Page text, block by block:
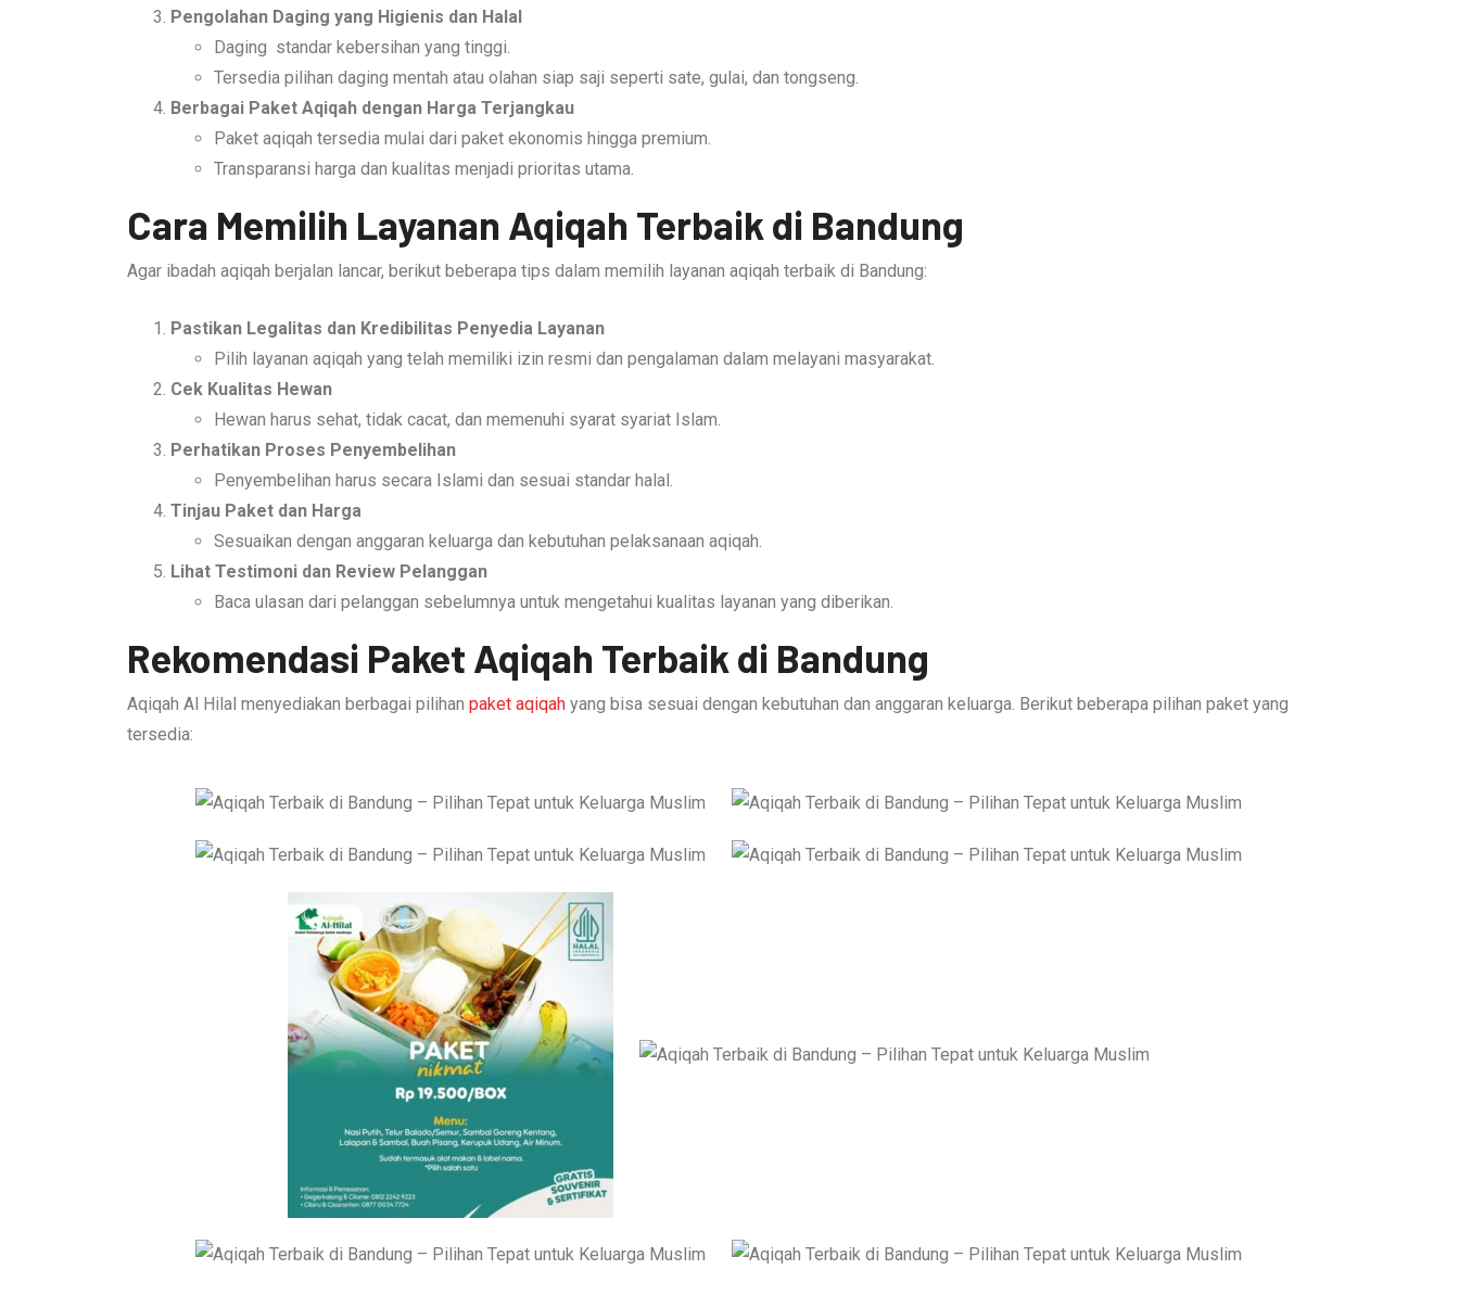
Pengolahan Daging yang Higienis dan Halal
Daging standar kebersihan yang tinggi.
Tersedia pilihan daging mentah atau olahan siap saji seperti sate, gulai, dan tongseng.
Berbagai Paket Aqiqah dengan Harga Terjangkau
Paket aqiqah tersedia mulai dari paket ekonomis hingga premium.
Transparansi harga dan kualitas menjadi prioritas utama.
Cara Memilih Layanan Aqiqah Terbaik di Bandung
Agar ibadah aqiqah berjalan lancar, berikut beberapa tips dalam memilih layanan aqiqah terbaik di Bandung:
Pastikan Legalitas dan Kredibilitas Penyedia Layanan
Pilih layanan aqiqah yang telah memiliki izin resmi dan pengalaman dalam melayani masyarakat.
Cek Kualitas Hewan
Hewan harus sehat, tidak cacat, dan memenuhi syarat syariat Islam.
Perhatikan Proses Penyembelihan
Penyembelihan harus secara Islami dan sesuai standar halal.
Tinjau Paket dan Harga
Sesuaikan dengan anggaran keluarga dan kebutuhan pelaksanaan aqiqah.
Lihat Testimoni dan Review Pelanggan
Baca ulasan dari pelanggan sebelumnya untuk mengetahui kualitas layanan yang diberikan.
Rekomendasi Paket Aqiqah Terbaik di Bandung
Aqiqah Al Hilal menyediakan berbagai pilihan paket aqiqah yang bisa sesuai dengan kebutuhan dan anggaran keluarga. Berikut beberapa pilihan paket yang
tersedia: